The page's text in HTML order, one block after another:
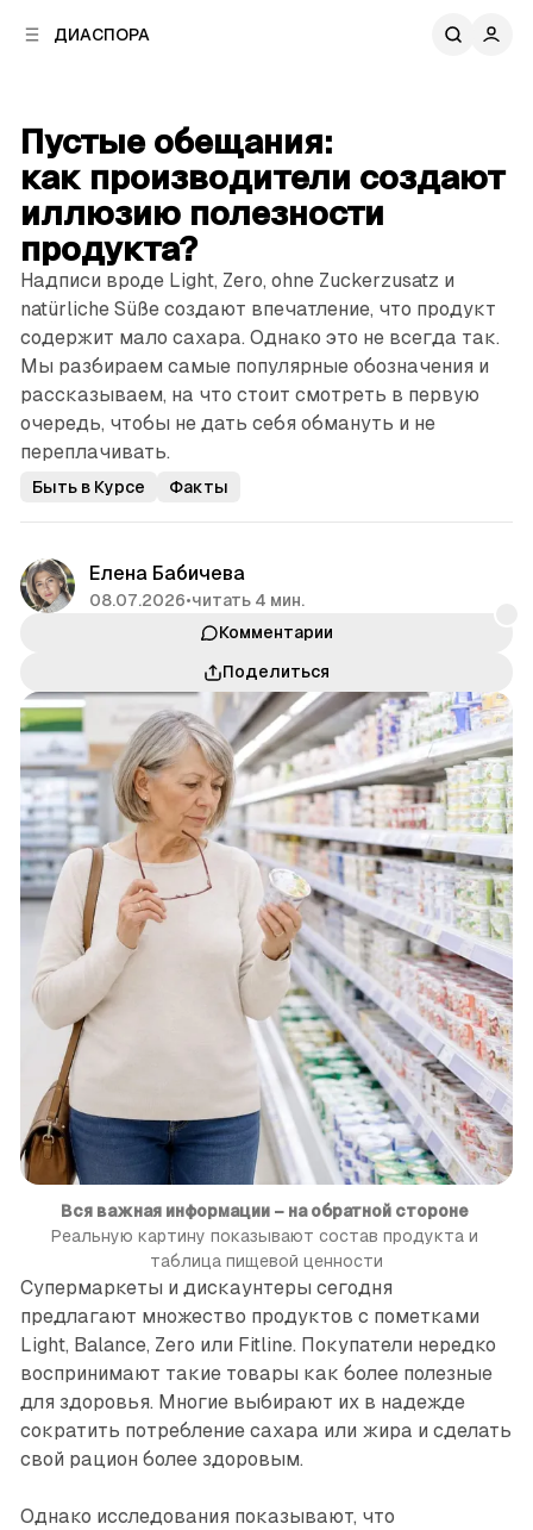
ДИАСПОРА
Пустые обещания:
как производители создают
иллюзию полезности
продукта?
Надписи вроде Light, Zero, ohne Zuckerzusatz и
natürliche Süße создают впечатление, что продукт
содержит мало сахара. Однако это не всегда так.
Мы разбираем самые популярные обозначения и
рассказываем, на что стоит смотреть в первую
очередь, чтобы не дать себя обмануть и не
переплачивать.
Быть в Курсе Факты
Елена Бабичева
08.07.2026•читать 4 мин.
Комментарии
Поделиться
Вся важная информации – на обратной стороне
Реальную картину показывают состав продукта и
таблица пищевой ценности
Супермаркеты и дискаунтеры сегодня
предлагают множество продуктов с пометками
Light, Balance, Zero или Fitline. Покупатели нередко
воспринимают такие товары как более полезные
для здоровья. Многие выбирают их в надежде
сократить потребление сахара или жира и сделать
свой рацион более здоровым.
Однако исследования показывают, что